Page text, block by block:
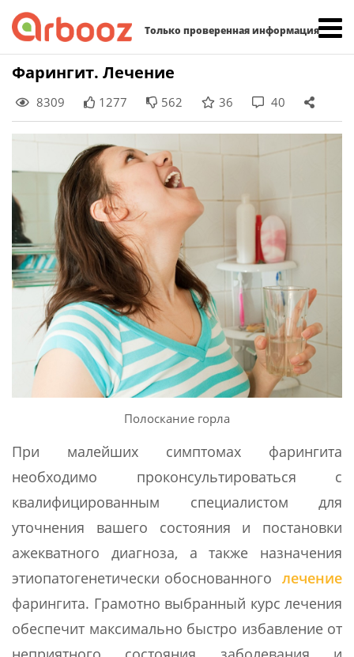
Только проверенная информация
Skip
content
Фарингит. Лечение
8309 1277 562 36 40
Полоскание горла
При малейших симптомах фарингита
необходимо проконсультироваться с
квалифицированным специалистом для
уточнения вашего состояния и постановки
ажекватного диагноза, а также назначения
этиопатогенетически обоснованного лечение
фарингита. Грамотно выбранный курс лечения
обеспечит максимально быстро избавление от
Найти: